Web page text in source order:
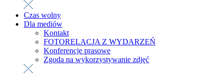
Czas wolny
Dla mediów
Kontakt
FOTORELACJA Z WYDARZEŃ
Konferencje prasowe
Zgoda na wykorzystywanie zdjęć